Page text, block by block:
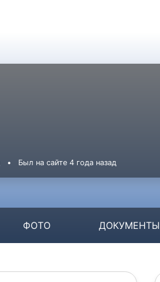
• Был на сайте 4 года назад
ФОТО ДОКУМЕНТЫ